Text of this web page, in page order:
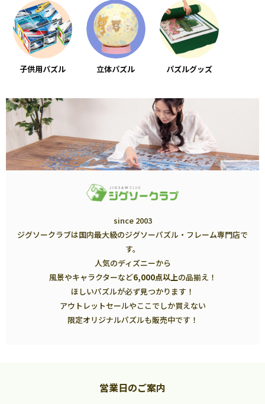
子供用パズル 立体パズル パズルグッズ
since 2003
ジグソークラブは国内最大級のジグソーパズル・フレーム専門店で
す。
人気のディズニーから
風景やキャラクターなど6,000点以上の品揃え！
ほしいパズルが必ず見つかります！
アウトレットセールやここでしか買えない
限定オリジナルパズルも販売中です！
営業日のご案内